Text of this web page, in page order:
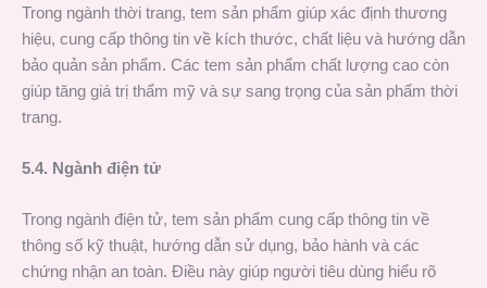
Trong ngành thời trang, tem sản phẩm giúp xác định thương
hiệu, cung cấp thông tin về kích thước, chất liệu và hướng dẫn
bảo quản sản phẩm. Các tem sản phẩm chất lượng cao còn
giúp tăng giá trị thẩm mỹ và sự sang trọng của sản phẩm thời
trang.
5.4. Ngành điện tử
Trong ngành điện tử, tem sản phẩm cung cấp thông tin về
thông số kỹ thuật, hướng dẫn sử dụng, bảo hành và các
chứng nhận an toàn. Điều này giúp người tiêu dùng hiểu rõ